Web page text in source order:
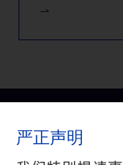
严正声明